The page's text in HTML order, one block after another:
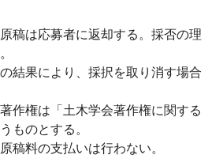
稿は応募者に返却する。採否の理
結果により、採択を取り消す場合
作権は「土木学会著作権に関する
ものとする。
稿料の支払いは行わない。